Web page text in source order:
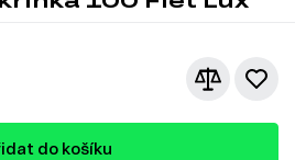
do košíku